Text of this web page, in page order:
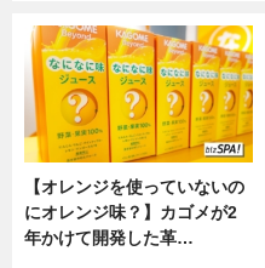
【オレンジを使っていないの
にオレンジ味？】カゴメが2
年かけて開発した革…